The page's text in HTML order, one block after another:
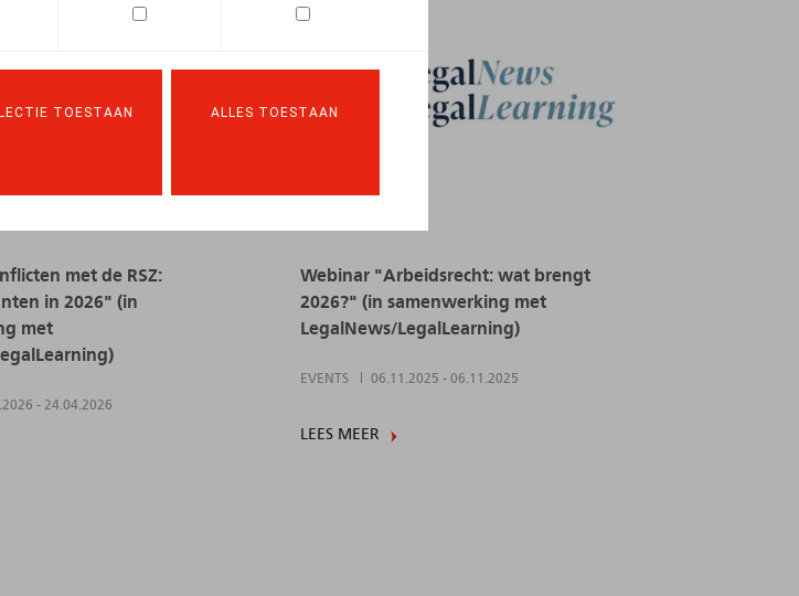
TOESTAAN ALLES TOESTAAN
met de RSZ:
in 2026" (in
met
- 24.04.2026
Webinar "Arbeidsrecht: wat brengt
2026?" (in samenwerking met
LegalNews/LegalLearning)
EVENTS 06.11.2025 - 06.11.2025
LEES MEER